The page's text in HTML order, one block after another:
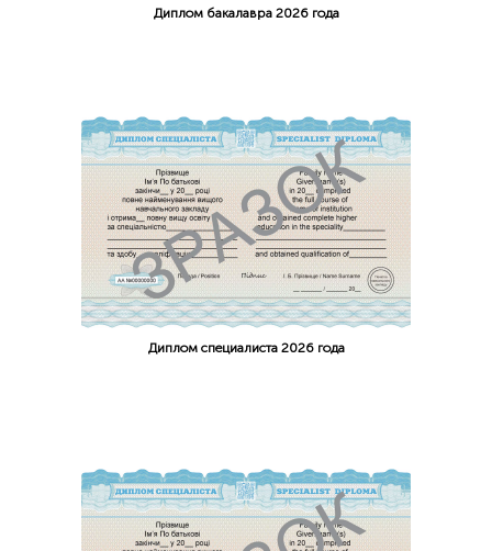
Диплом бакалавра 2026 года
Диплом специалиста 2026 года